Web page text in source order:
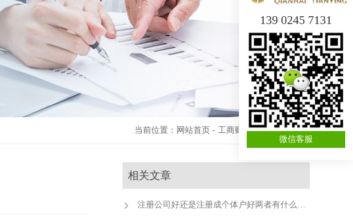
当前位置： 网站首页 - 工商财税资讯-公司注册
相关文章
注册公司好还是注册成个体户好两者有什么区别
139 0245 7131
微信客服